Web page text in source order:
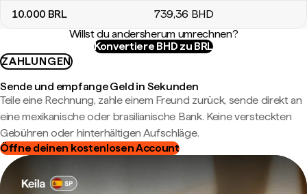
10.000 BRL 739,36 BHD
Willst du andersherum umrechnen?
Konvertiere BHD zu BRL
ZAHLUNGEN
Sende und empfange Geld in Sekunden
Teile eine Rechnung, zahle einem Freund zurück, sende direkt an
eine mexikanische oder brasilianische Bank. Keine versteckten
Gebühren oder hinterhältigen Aufschläge.
Öffne deinen kostenlosen Account